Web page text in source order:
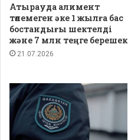
Атырауда алимент
төлемеген әке 1 жылға бас
бостандығы шектелді
және 7 млн теңге берешек
21.07.2026